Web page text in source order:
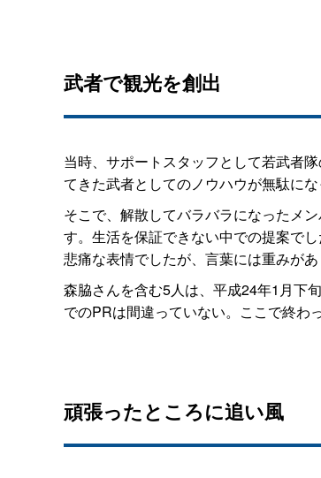
武者で観光を創出
当時、サポートスタッフとして若武者
てきた武者としてのノウハウが無駄に
そこで、解散してバラバラになったメ
す。生活を保証できない中での提案で
悲痛な表情でしたが、言葉には重みが
森脇さんを含む5人は、平成24年1月下
でのPRは間違っていない。ここで終わ
頑張ったところに追い風